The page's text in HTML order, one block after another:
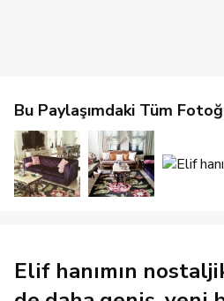
Bu Paylaşımdaki Tüm
Elif hanımın